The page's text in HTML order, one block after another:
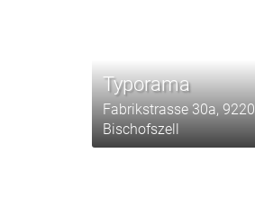
Typorama
Fabrikstrasse 30a, 9220
Bischofszell